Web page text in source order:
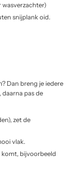
wasverzachter)
snijplank oid.
Dan breng je iedere
daarna pas de
zet de
vlak.
komt, bijvoorbeeld